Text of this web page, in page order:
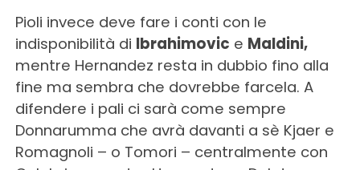
Pioli invece deve fare i conti con le
indisponibilità di Ibrahimovic e Maldini,
mentre Hernandez resta in dubbio fino alla
fine ma sembra che dovrebbe farcela. A
difendere i pali ci sarà come sempre
Donnarumma che avrà davanti a sè Kjaer e
Romagnoli – o Tomori – centralmente con